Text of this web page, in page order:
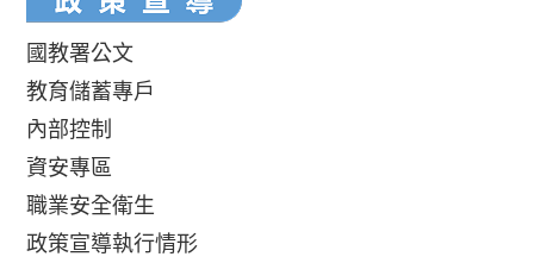
國教署公文
教育儲蓄專戶
內部控制
資安專區
職業安全衛生
政策宣導執行情形